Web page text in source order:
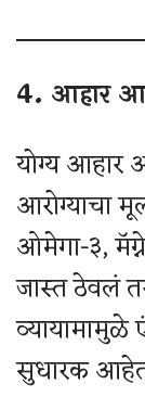
4. आहार
योग्य आहार
आरोग्याचा
ओमेगा-३,
जास्त ठेवलं
व्यायामामुळे
सुधारक